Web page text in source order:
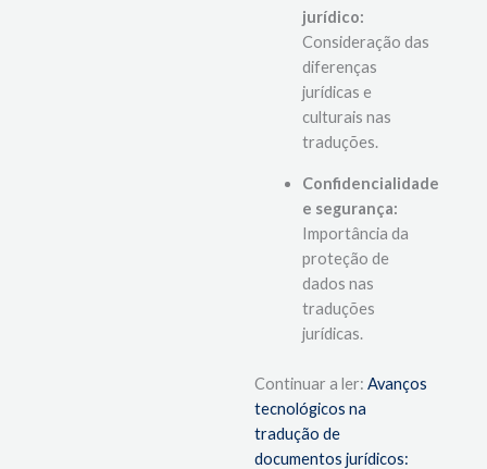
jurídico:
Consideração das
diferenças
jurídicas e
culturais nas
traduções.
Confidencialidade
e segurança:
Importância da
proteção de
dados nas
traduções
jurídicas.
Continuar a ler: Avanços
tecnológicos na
tradução de
documentos jurídicos: